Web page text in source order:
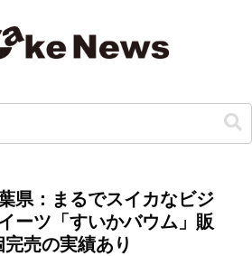
県：まるでスイカなビジ
ーツ「すいかバウム」販
売の実績あり